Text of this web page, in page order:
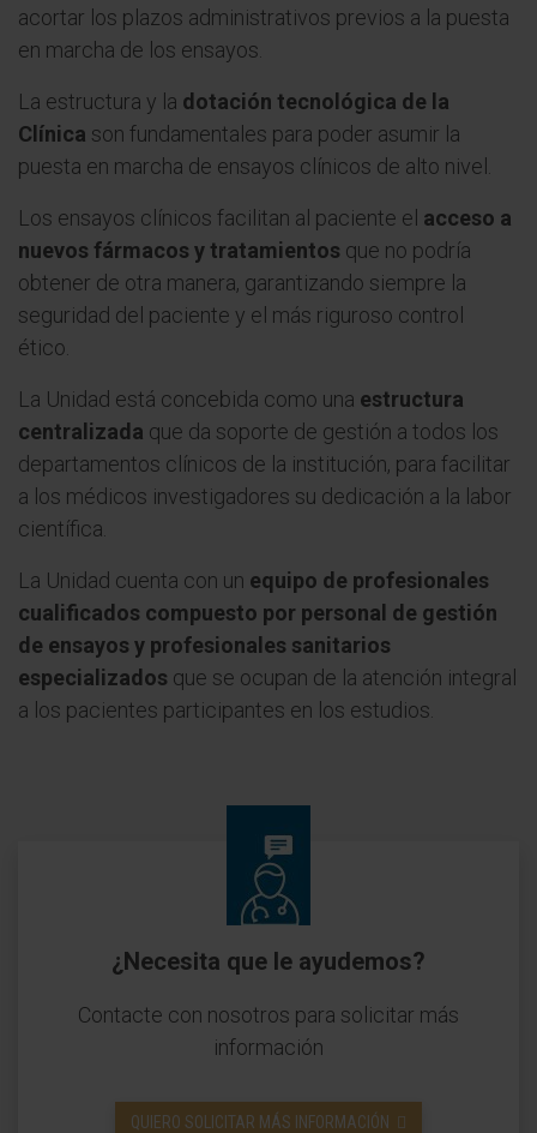
acortar los plazos administrativos previos a la puesta
en marcha de los ensayos.
La estructura y la dotación tecnológica de la
Clínica son fundamentales para poder asumir la
puesta en marcha de ensayos clínicos de alto nivel.
Los ensayos clínicos facilitan al paciente el acceso a
nuevos fármacos y tratamientos que no podría
obtener de otra manera, garantizando siempre la
seguridad del paciente y el más riguroso control
ético.
La Unidad está concebida como una estructura
centralizada que da soporte de gestión a todos los
departamentos clínicos de la institución, para facilitar
a los médicos investigadores su dedicación a la labor
científica.
La Unidad cuenta con un equipo de profesionales
cualificados compuesto por personal de gestión
de ensayos y profesionales sanitarios
especializados que se ocupan de la atención integral
a los pacientes participantes en los estudios.
¿Necesita que le ayudemos?
Contacte con nosotros para solicitar más
información
QUIERO SOLICITAR MÁS INFORMACIÓN